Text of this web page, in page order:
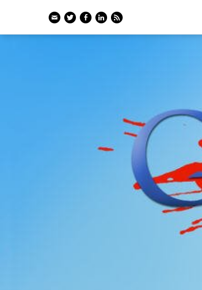
EmailTwitterFacebook
LinkedIn
Feed